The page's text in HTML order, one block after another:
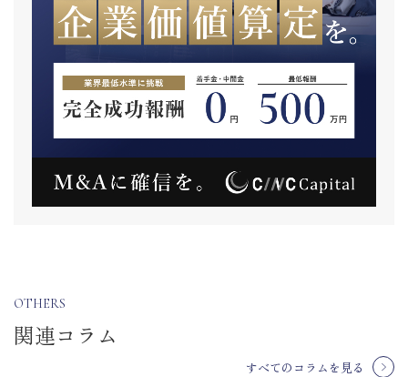
OTHERS
関連コラム
すべてのコラムを見る